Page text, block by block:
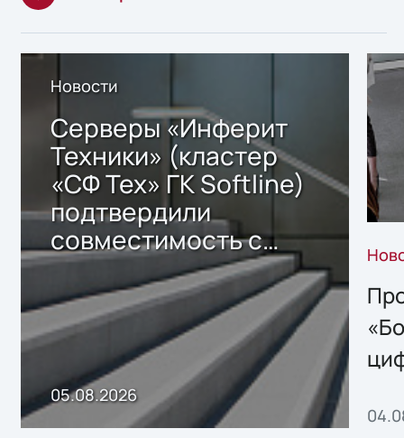
Новости
Серверы «Инферит
Техники» (кластер
«СФ Тех» ГК Softline)
подтвердили
совместимость с
решением Sharx
Storage 2.x для
хранения данных
05.08.2026